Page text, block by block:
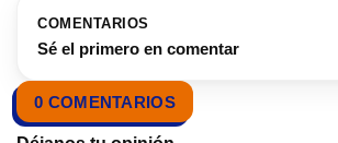
COMENTARIOS
Sé el primero en comentar
0 COMENTARIOS